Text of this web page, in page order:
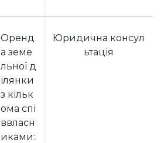
Оренд
а земе
льної д
ілянки
з кільк
ома спі
ввласн
иками:
Юридична консул
ьтація